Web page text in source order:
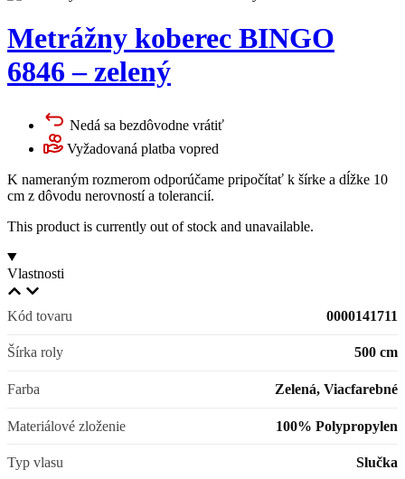
Metrážny koberec BINGO
6846 – zelený
Nedá sa bezdôvodne vrátiť
Vyžadovaná platba vopred
K nameraným rozmerom odporúčame pripočítať k šírke a dĺžke 10
cm z dôvodu nerovností a tolerancií.
This product is currently out of stock and unavailable.
Vlastnosti
Kód tovaru 0000141711
Šírka roly 500 cm
Farba Zelená, Viacfarebné
Materiálové zloženie 100% Polypropylen
Typ vlasu Slučka